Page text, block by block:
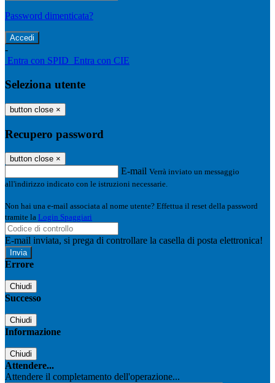
Password dimenticata?
-
Entra con SPID Entra con CIE
Seleziona utente
button close ×
Recupero password
button close ×
E-mail Verrà inviato un messaggio
all'indirizzo indicato con le istruzioni necessarie.
Non hai una e-mail associata al nome utente? Effettua il reset della password
tramite la Login Spaggiari
E-mail inviata, si prega di controllare la casella di posta elettronica!
Errore
Chiudi
Successo
Chiudi
Informazione
Chiudi
Attendere...
Attendere il completamento dell'operazione...